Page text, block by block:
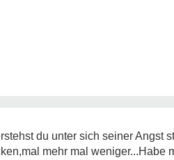
du unter sich seiner Angst
mehr mal weniger...Habe